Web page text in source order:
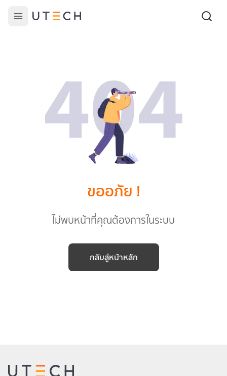
ขออภัย !
ไม่พบหน้าที่คุณต้องการในระบบ
กลับสู่หน้าหลัก